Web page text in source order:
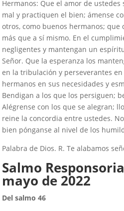
Hermanos: Que el amor de ustedes
mal y practiquen el bien; ámense
otros, como buenos hermanos; que
más que a sí mismo. En el
negligentes y mantengan un
Señor. Que la esperanza los
en la tribulación y perseverantes
hermanos en sus necesidades y
Bendigan a los que los persiguen;
Alégrense con los que se alegran;
reine la concordia entre ustedes.
bien pónganse al nivel de los
Palabra de Dios. R. Te alabamos
Salmo
mayo de 2022
Del salmo 46